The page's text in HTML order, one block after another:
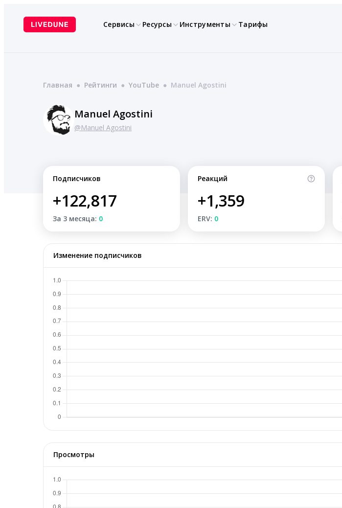
содержимому
Сервисы Ресурсы Инструменты Тарифы
Главная ● Рейтинги ● YouTube ● Manuel Agostini
Manuel Agostini
@Manuel Agostini
Подписчиков
+122,817
За 3 месяца: 0
Реакций
+1,359
ERV: 0
Изменение подписчиков
Просмотры